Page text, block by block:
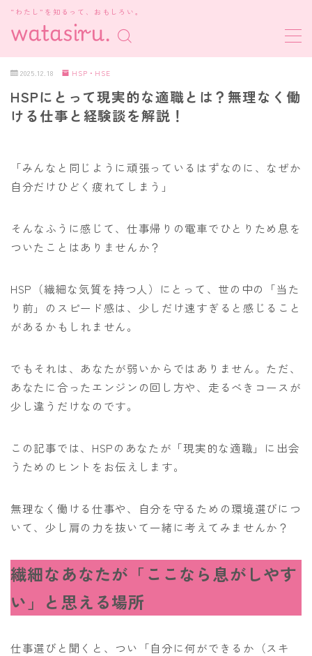
“わたし”を知るって、おもしろい。
MENU
MBTI診断
新着記事
2025.12.18 HSP・HSE
HSPにとって現実的な適職とは？無理なく働
ける仕事と経験談を解説！
「みんなと同じように頑張っているはずなのに、なぜか
自分だけひどく疲れてしまう」
そんなふうに感じて、仕事帰りの電車でひとりため息を
ついたことはありませんか？
HSP（繊細な気質を持つ人）にとって、世の中の「当た
り前」のスピード感は、少しだけ速すぎると感じること
があるかもしれません。
でもそれは、あなたが弱いからではありません。ただ、
あなたに合ったエンジンの回し方や、走るべきコースが
少し違うだけなのです。
この記事では、HSPのあなたが「現実的な適職」に出会
うためのヒントをお伝えします。
無理なく働ける仕事や、自分を守るための環境選びにつ
いて、少し肩の力を抜いて一緒に考えてみませんか？
繊細なあなたが「ここなら息がしやす
い」と思える場所
仕事選びと聞くと、つい「自分に何ができるか（スキ